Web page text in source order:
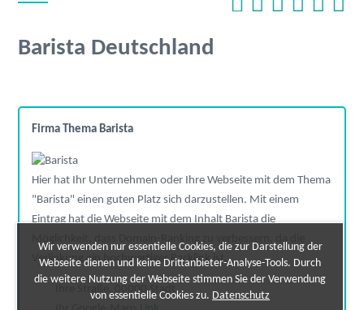
Barista Deutschland
Firma Thema Barista
Hier hat Ihr Unternehmen oder Ihre Webseite mit dem Thema
"Barista" einen guten Platz sich darzustellen. Mit einem
Eintrag hat die Webseite mit dem Inhalt Barista die
Verlinkung ein hochwertiger Backlink ist.
Ihre Straße, 00000 Stadt
Wir verwenden nur essentielle Cookies, die zur Darstellung der
Webseite dienen und keine Drittanbieter-Analyse-Tools. Durch
die weitere Nutzung der Webseite stimmen Sie der Verwendung
von essentielle Cookies zu. Datenschutz